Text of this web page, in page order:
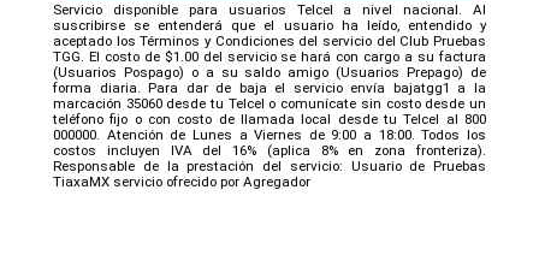
Servicio disponible para usuarios Telcel a nivel nacional. Al
suscribirse se entenderá que el usuario ha leído, entendido y
aceptado los Términos y Condiciones del servicio del Club Pruebas
TGG. El costo de $1.00 del servicio se hará con cargo a su factura
(Usuarios Pospago) o a su saldo amigo (Usuarios Prepago) de
forma diaria. Para dar de baja el servicio envía bajatgg1 a la
marcación 35060 desde tu Telcel o comunícate sin costo desde un
teléfono fijo o con costo de llamada local desde tu Telcel al 800
000000. Atención de Lunes a Viernes de 9:00 a 18:00. Todos los
costos incluyen IVA del 16% (aplica 8% en zona fronteriza).
Responsable de la prestación del servicio: Usuario de Pruebas
TiaxaMX servicio ofrecido por Agregador